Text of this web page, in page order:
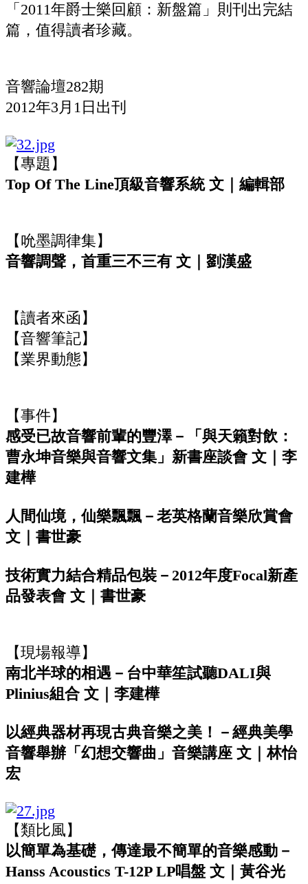
「2011年爵士樂回顧：新盤篇」則刊出完結
篇，值得讀者珍藏。
音響論壇282期
2012年3月1日出刊
【專題】
Top Of The Line頂級音響系統 文｜編輯部
【吮墨調律集】
音響調聲，首重三不三有 文｜劉漢盛
【讀者來函】
【音響筆記】
【業界動態】
【事件】
感受已故音響前輩的豐澤－「與天籟對飲：
曹永坤音樂與音響文集」新書座談會 文｜李
建樺
人間仙境，仙樂飄飄－老英格蘭音樂欣賞會
文｜書世豪
技術實力結合精品包裝－2012年度Focal新產
品發表會 文｜書世豪
【現場報導】
南北半球的相遇－台中華笙試聽DALI與
Plinius組合 文｜李建樺
以經典器材再現古典音樂之美！－經典美學
音響舉辦「幻想交響曲」音樂講座 文｜林怡
宏
【類比風】
以簡單為基礎，傳達最不簡單的音樂感動－
Hanss Acoustics T-12P LP唱盤 文｜黃谷光